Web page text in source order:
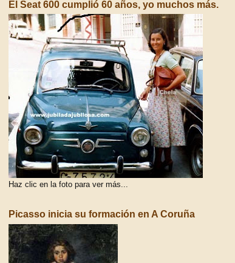
El Seat 600 cumplió 60 años, yo muchos más.
Haz clic en la foto para ver más...
Picasso inicia su formación en A Coruña